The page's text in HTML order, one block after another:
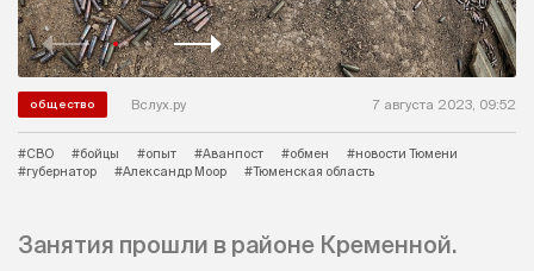
общество Вслух.ру 7 августа 2023, 09:52
#СВО #бойцы #опыт #Аванпост #обмен
#новости Тюмени
#губернатор
#Александр Моор #Тюменская область
Занятия прошли в районе Кременной.